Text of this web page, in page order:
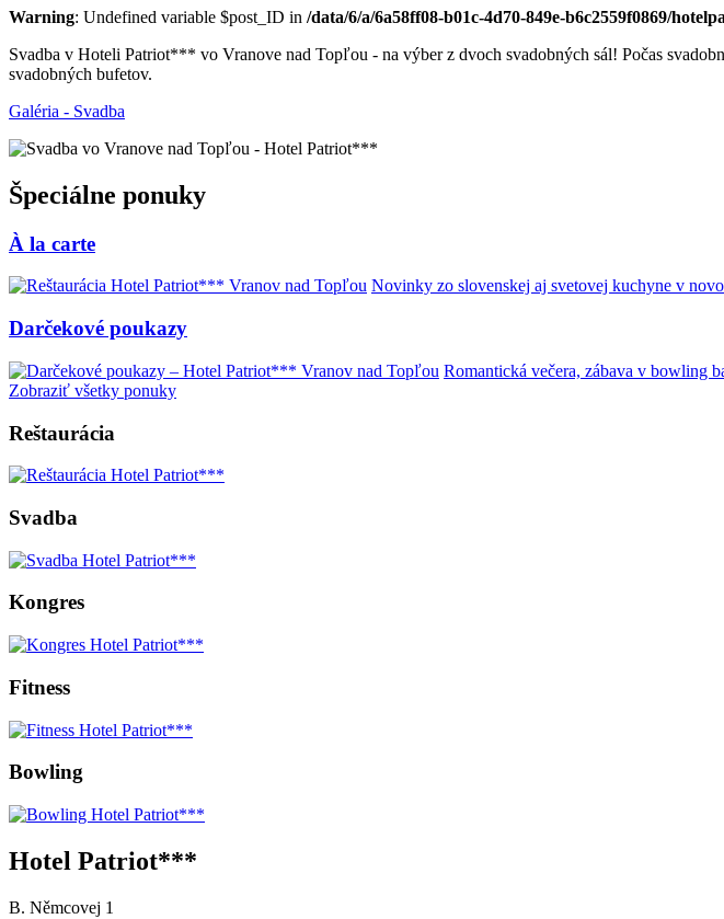
Warning: Undefined variable $post_ID in /data/6/a/6a58ff08-b01c-4d70-849e-b6c2559f0869/
Svadba v Hoteli Patriot*** vo Vranove nad Topľou - na výber z dvoch svadobných sál! Počas
svadobných bufetov.
Galéria - Svadba
Špeciálne ponuky
À la carte
Novinky zo slovenskej aj svetovej kuchyne v
Darčekové poukazy
Romantická večera, zábava v bowling
Zobraziť všetky ponuky
Reštaurácia
Svadba
Kongres
Fitness
Bowling
Hotel Patriot***
B. Němcovej 1